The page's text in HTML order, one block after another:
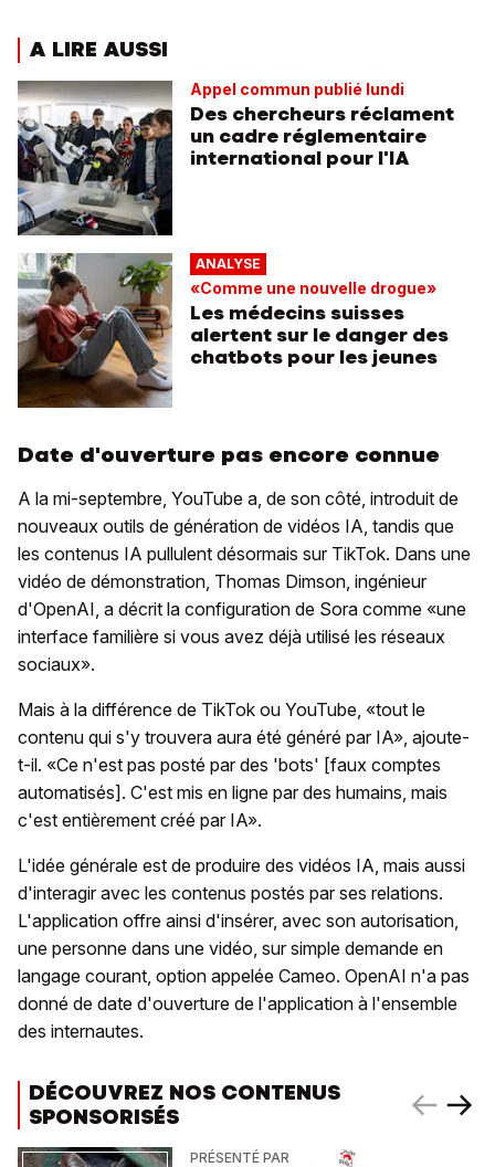
A LIRE AUSSI
Appel commun publié lundi
Des chercheurs réclament
un cadre réglementaire
international pour l'IA
ANALYSE
«Comme une nouvelle drogue»
Les médecins suisses
alertent sur le danger des
chatbots pour les jeunes
Date d'ouverture pas encore connue
A la mi-septembre, YouTube a, de son côté, introduit de
nouveaux outils de génération de vidéos IA, tandis que
les contenus IA pullulent désormais sur TikTok. Dans une
vidéo de démonstration, Thomas Dimson, ingénieur
d'OpenAI, a décrit la configuration de Sora comme «une
interface familière si vous avez déjà utilisé les réseaux
sociaux».
Mais à la différence de TikTok ou YouTube, «tout le
contenu qui s'y trouvera aura été généré par IA», ajoute-
t-il. «Ce n'est pas posté par des 'bots' [faux comptes
automatisés]. C'est mis en ligne par des humains, mais
c'est entièrement créé par IA».
L'idée générale est de produire des vidéos IA, mais aussi
d'interagir avec les contenus postés par ses relations.
L'application offre ainsi d'insérer, avec son autorisation,
une personne dans une vidéo, sur simple demande en
langage courant, option appelée Cameo. OpenAI n'a pas
donné de date d'ouverture de l'application à l'ensemble
des internautes.
DÉCOUVREZ NOS CONTENUS
SPONSORISÉS
PRÉSENTÉ PAR